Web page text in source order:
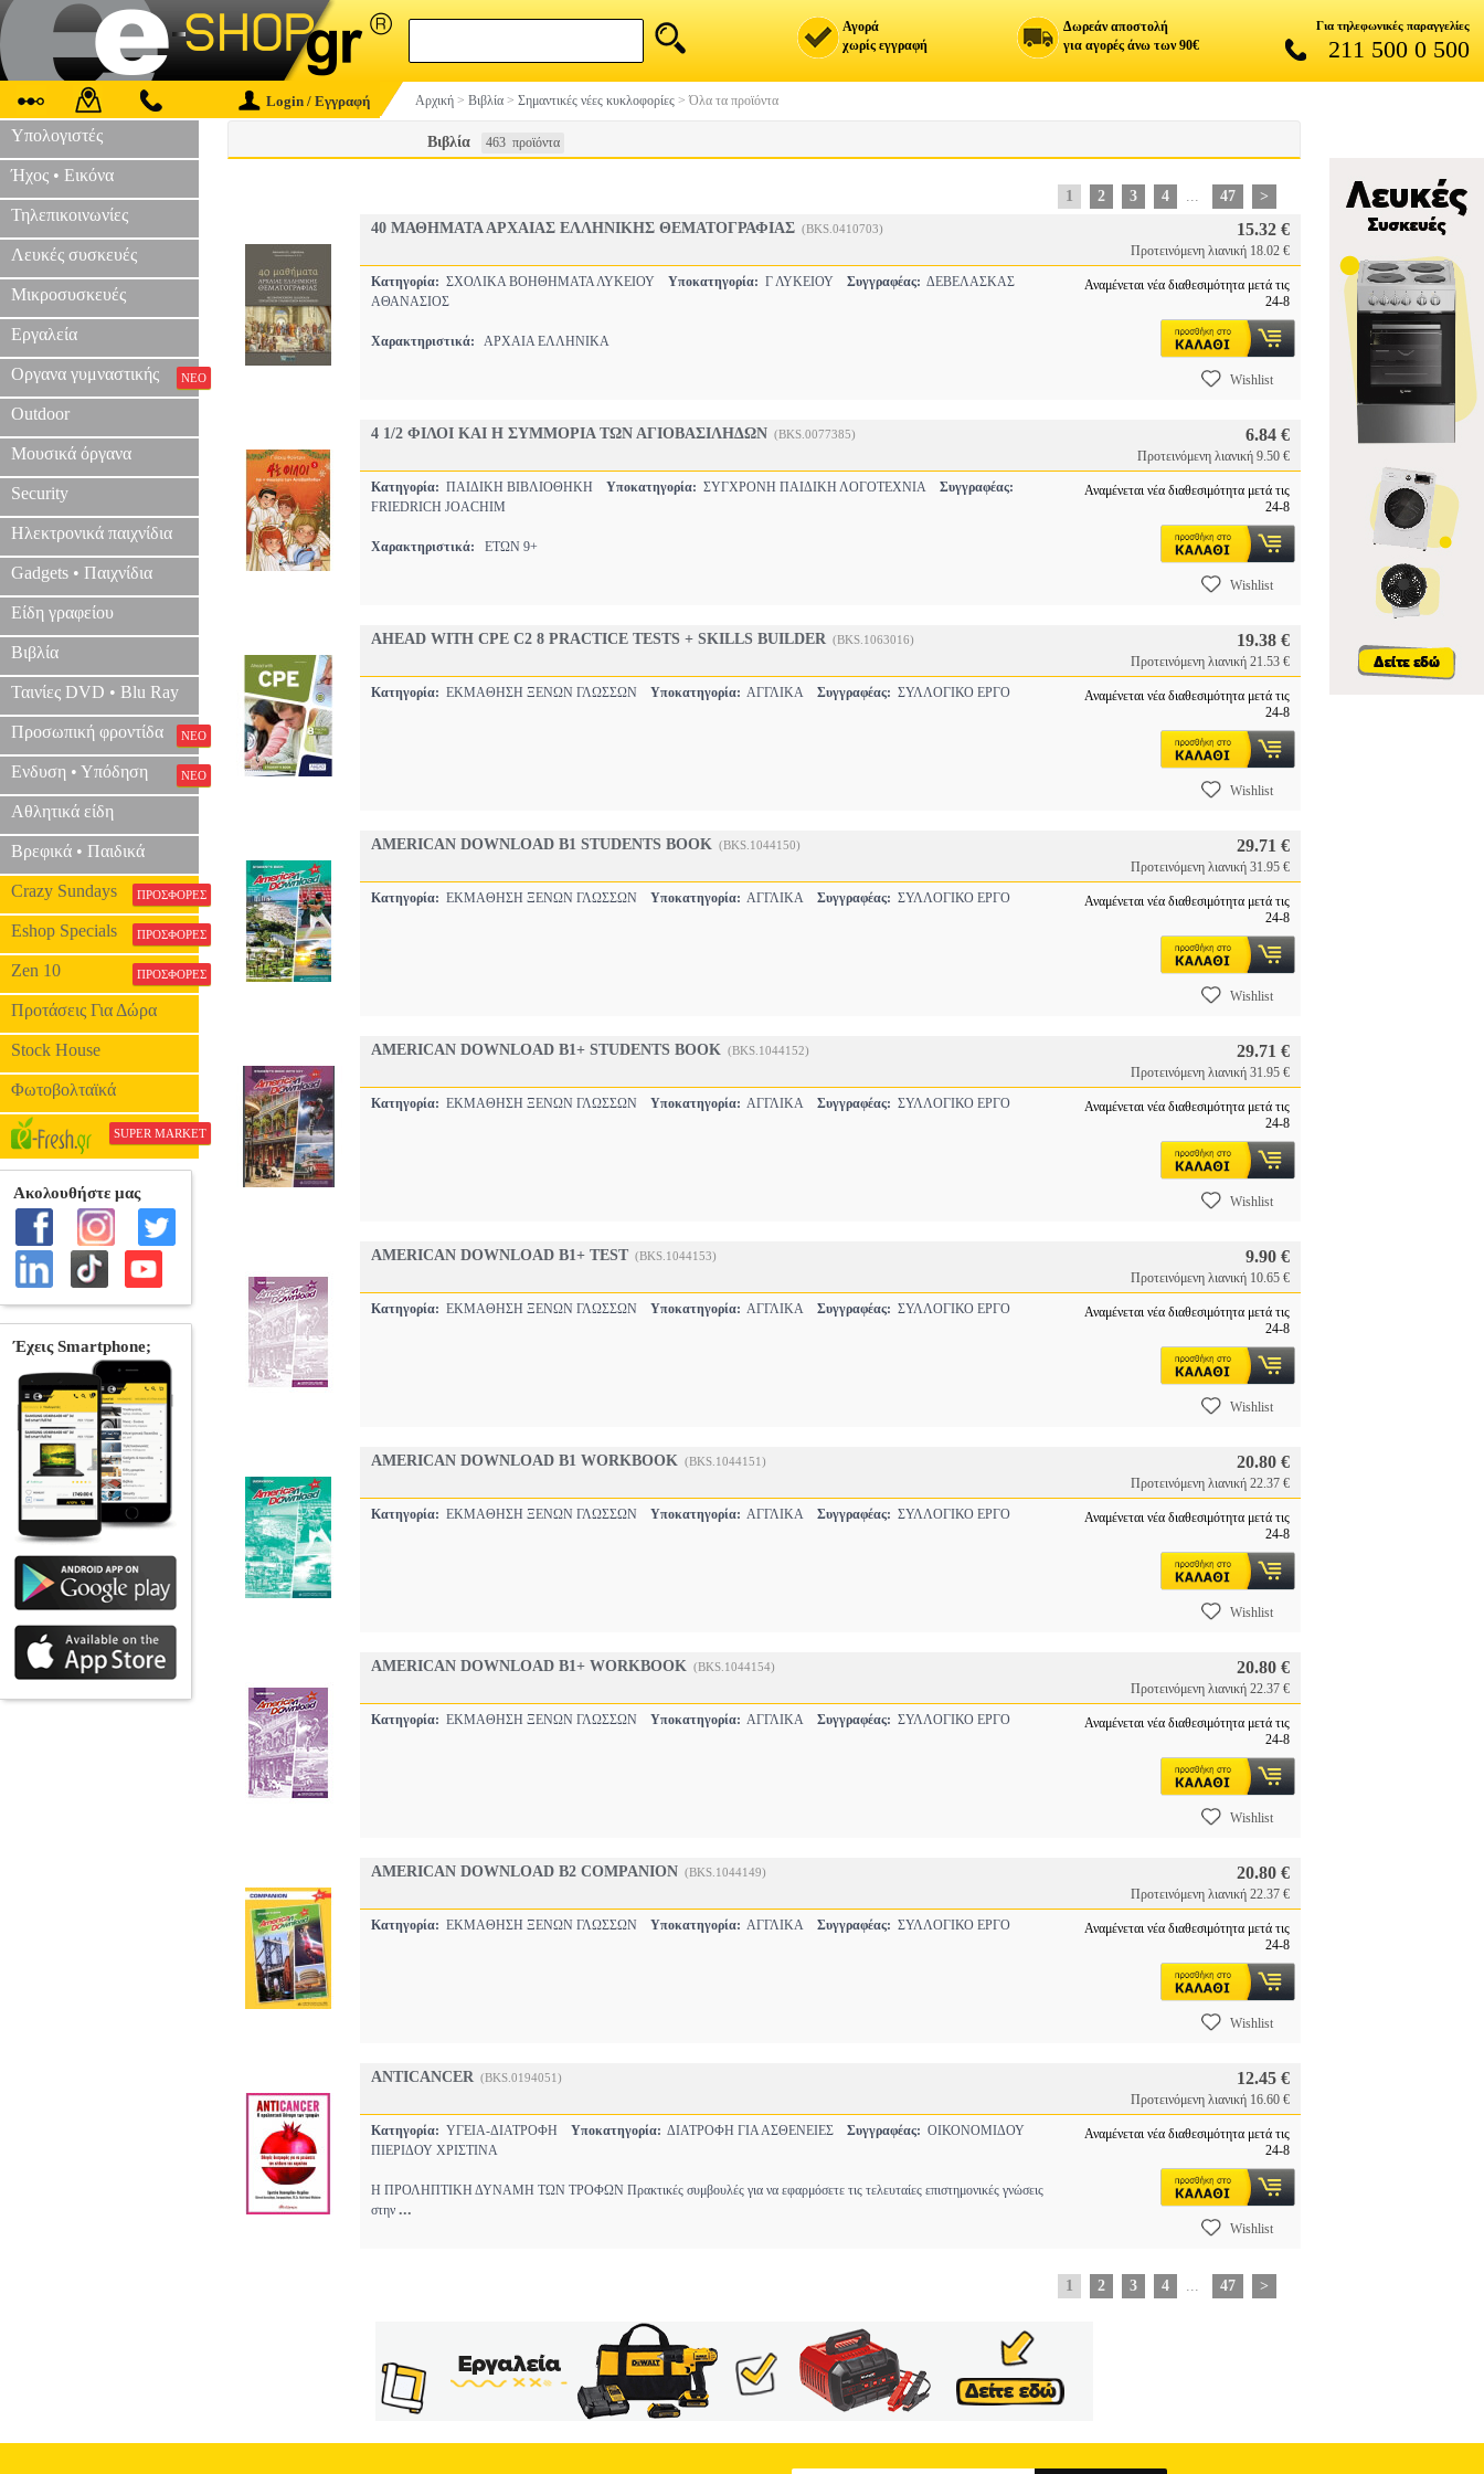
Αγορά
χωρίς εγγραφή
Δωρεάν αποστολή
για αγορές άνω των 90€
Για τηλεφωνικές παραγγελίες
211 500 0 500
Login / Εγγραφή Αρχική > Βιβλία > Σημαντικές νέες κυκλοφορίες >Όλα τα προϊόντα
Υπολογιστές
Ήχος • Εικόνα
Τηλεπικοινωνίες
Λευκές συσκευές
Μικροσυσκευές
Εργαλεία
Οργανα γυμναστικής ΝΕΟ
Outdoor
Μουσικά όργανα
Security
Ηλεκτρονικά παιχνίδια
Gadgets • Παιχνίδια
Είδη γραφείου
Βιβλία
Ταινίες DVD • Blu Ray
Προσωπική φροντίδα ΝΕΟ
Ενδυση • Υπόδηση ΝΕΟ
Αθλητικά είδη
Βρεφικά • Παιδικά
Crazy Sundays ΠΡΟΣΦΟΡΕΣ
Eshop Specials ΠΡΟΣΦΟΡΕΣ
Zen 10 ΠΡΟΣΦΟΡΕΣ
Προτάσεις Για Δώρα
Stock House
Φωτοβολταϊκά
SUPER MARKET
Βιβλία 463 προϊόντα
1 2 3 4 ... 47
>
40 ΜΑΘΗΜΑΤΑ ΑΡΧΑΙΑΣ ΕΛΛΗΝΙΚΗΣ ΘΕΜΑΤΟΓΡΑΦΙΑΣ (BKS.0410703) 15.32 €
Προτεινόμενη λιανική 18.02 €
Κατηγορία: ΣΧΟΛΙΚΑ ΒΟΗΘΗΜΑΤΑ ΛΥΚΕΙΟΥ Υποκατηγορία: Γ ΛΥΚΕΙΟΥ Συγγραφέας: ΔΕΒΕΛΑΣΚΑΣ
ΑΘΑΝΑΣΙΟΣ
Χαρακτηριστικά: ΑΡΧΑΙΑ ΕΛΛΗΝΙΚΑ
Αναμένεται νέα διαθεσιμότητα μετά τις
24-8
Wishlist
4 1/2 ΦΙΛΟΙ ΚΑΙ Η ΣΥΜΜΟΡΙΑ ΤΩΝ ΑΓΙΟΒΑΣΙΛΗΔΩΝ (BKS.0077385) 6.84 €
Προτεινόμενη λιανική 9.50 €
Κατηγορία: ΠΑΙΔΙΚΗ ΒΙΒΛΙΟΘΗΚΗ Υποκατηγορία: ΣΥΓΧΡΟΝΗ ΠΑΙΔΙΚΗ ΛΟΓΟΤΕΧΝΙΑ Συγγραφέας:
FRIEDRICH JOACHIM
Χαρακτηριστικά: ΕΤΩΝ 9+
Αναμένεται νέα διαθεσιμότητα μετά τις
24-8
Wishlist
AHEAD WITH CPE C2 8 PRACTICE TESTS + SKILLS BUILDER (BKS.1063016) 19.38 €
Προτεινόμενη λιανική 21.53 €
Κατηγορία: ΕΚΜΑΘΗΣΗ ΞΕΝΩΝ ΓΛΩΣΣΩΝ Υποκατηγορία: ΑΓΓΛΙΚΑ Συγγραφέας: ΣΥΛΛΟΓΙΚΟ ΕΡΓΟ
Αναμένεται νέα διαθεσιμότητα μετά τις
24-8
Wishlist
AMERICAN DOWNLOAD B1 STUDENTS BOOK (BKS.1044150) 29.71 €
Προτεινόμενη λιανική 31.95 €
Κατηγορία: ΕΚΜΑΘΗΣΗ ΞΕΝΩΝ ΓΛΩΣΣΩΝ Υποκατηγορία: ΑΓΓΛΙΚΑ Συγγραφέας: ΣΥΛΛΟΓΙΚΟ ΕΡΓΟ
Αναμένεται νέα διαθεσιμότητα μετά τις
24-8
Wishlist
AMERICAN DOWNLOAD B1+ STUDENTS BOOK (BKS.1044152) 29.71 €
Προτεινόμενη λιανική 31.95 €
Κατηγορία: ΕΚΜΑΘΗΣΗ ΞΕΝΩΝ ΓΛΩΣΣΩΝ Υποκατηγορία: ΑΓΓΛΙΚΑ Συγγραφέας: ΣΥΛΛΟΓΙΚΟ ΕΡΓΟ
Αναμένεται νέα διαθεσιμότητα μετά τις
24-8
Wishlist
AMERICAN DOWNLOAD B1+ TEST (BKS.1044153) 9.90 €
Προτεινόμενη λιανική 10.65 €
Κατηγορία: ΕΚΜΑΘΗΣΗ ΞΕΝΩΝ ΓΛΩΣΣΩΝ Υποκατηγορία: ΑΓΓΛΙΚΑ Συγγραφέας: ΣΥΛΛΟΓΙΚΟ ΕΡΓΟ
Αναμένεται νέα διαθεσιμότητα μετά τις
24-8
Wishlist
AMERICAN DOWNLOAD B1 WORKBOOK (BKS.1044151) 20.80 €
Προτεινόμενη λιανική 22.37 €
Κατηγορία: ΕΚΜΑΘΗΣΗ ΞΕΝΩΝ ΓΛΩΣΣΩΝ Υποκατηγορία: ΑΓΓΛΙΚΑ Συγγραφέας: ΣΥΛΛΟΓΙΚΟ ΕΡΓΟ
Αναμένεται νέα διαθεσιμότητα μετά τις
24-8
Wishlist
AMERICAN DOWNLOAD B1+ WORKBOOK (BKS.1044154) 20.80 €
Προτεινόμενη λιανική 22.37 €
Κατηγορία: ΕΚΜΑΘΗΣΗ ΞΕΝΩΝ ΓΛΩΣΣΩΝ Υποκατηγορία: ΑΓΓΛΙΚΑ Συγγραφέας: ΣΥΛΛΟΓΙΚΟ ΕΡΓΟ
Αναμένεται νέα διαθεσιμότητα μετά τις
24-8
Wishlist
AMERICAN DOWNLOAD B2 COMPANION (BKS.1044149) 20.80 €
Προτεινόμενη λιανική 22.37 €
Κατηγορία: ΕΚΜΑΘΗΣΗ ΞΕΝΩΝ ΓΛΩΣΣΩΝ Υποκατηγορία: ΑΓΓΛΙΚΑ Συγγραφέας: ΣΥΛΛΟΓΙΚΟ ΕΡΓΟ
Αναμένεται νέα διαθεσιμότητα μετά τις
24-8
Wishlist
ANTICANCER (BKS.0194051) 12.45 €
Προτεινόμενη λιανική 16.60 €
Κατηγορία: ΥΓΕΙΑ-ΔΙΑΤΡΟΦΗ Υποκατηγορία: ΔΙΑΤΡΟΦΗ ΓΙΑ ΑΣΘΕΝΕΙΕΣ Συγγραφέας: ΟΙΚΟΝΟΜΙΔΟΥ
ΠΙΕΡΙΔΟΥ ΧΡΙΣΤΙΝΑ
Η ΠΡΟΛΗΠΤΙΚΗ ΔΥΝΑΜΗ ΤΩΝ ΤΡΟΦΩΝ Πρακτικές συμβουλές για να εφαρμόσετε τις τελευταίες επιστημονικές γνώσεις
στην ...
Αναμένεται νέα διαθεσιμότητα μετά τις
24-8
Wishlist
1 2 3 4 ... 47 >